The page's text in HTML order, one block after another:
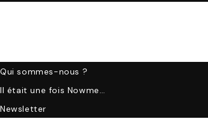
Qui sommes-nous ?
Il était une fois Nowme…
Newsletter